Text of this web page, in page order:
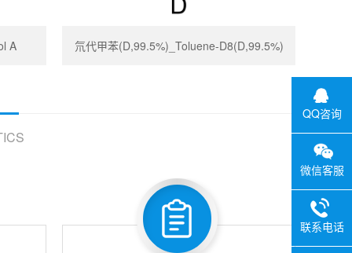
A 氘代甲苯(D,99.5%)_Toluene-D8(D,99.5%)
QQ咨询
微信客服
联系电话